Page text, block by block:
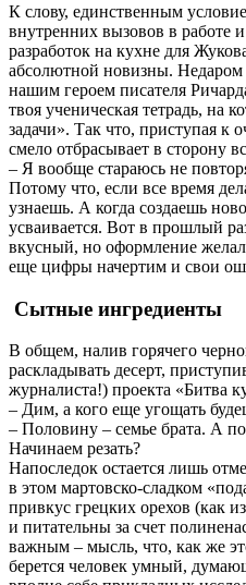
К слову, единственным
внутренних вызовов в работе
разработок на кухне для
абсолютной новизны.
нашим героем писателя
твоя ученическая тет­радь, на
задачи». Так что, приступая к
смело отбрасывает в сторону
– Я вообще стараюсь не
Потому что, если все время
узнаешь. А когда создаешь
усваивается. Вот в прошлый
вкусный, но оформление
еще цифры начертим и свои
Сытные ингредиенты
В общем, налив горячего
раскладывать десерт,
журналиста!) проекта «Битва
– Дим, а кого еще угощать
– Половину – семье брата. А
Начинаем резать?
Напоследок остается лишь
в этом мартовско-сладком
привкус грецких орехов (как
и питательны за счет
важным – мысль, что, как же
берется человек умный,